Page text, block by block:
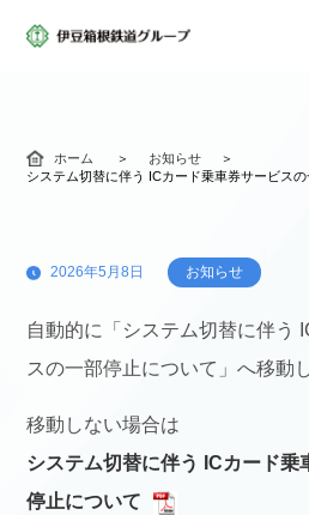
ホーム
お知らせ
システム切替に伴う ICカード乗車券サービス
2026年5月8日 お知らせ
自動的に「システム切替に伴う
スの一部停止について」へ移動
移動しない場合は
システム切替に伴う ICカード乗
停止について